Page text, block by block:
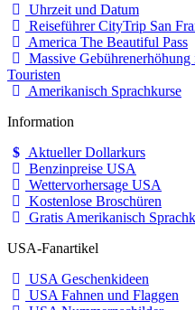
Uhrzeit und Datum
Reiseführer CityTrip San
America The Beautiful Pass
Massive
Touristen
Amerikanisch Sprachkurse
Information
Aktueller Dollarkurs
Benzinpreise USA
Wettervorhersage USA
Kostenlose Broschüren
Gratis Amerikanisch
USA-Fanartikel
USA Geschenkideen
USA Fahnen und Flaggen